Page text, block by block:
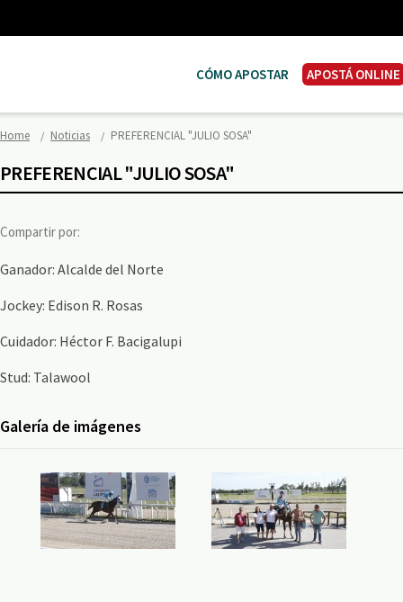
CÓMO APOSTAR APOSTÁ ONLINE
Home Noticias PREFERENCIAL "JULIO SOSA"
PREFERENCIAL "JULIO SOSA"
Compartir por:
Ganador: Alcalde del Norte
Jockey: Edison R. Rosas
Cuidador: Héctor F. Bacigalupi
Stud: Talawool
Galería de imágenes